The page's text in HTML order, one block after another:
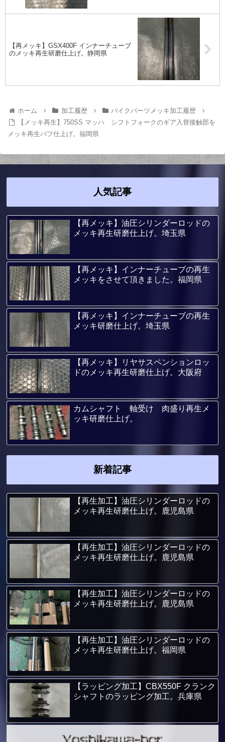
【再メッキ】GSX400F インナーチューブ
のメッキ再生研磨仕上げ。静岡県
ホーム 加工履歴
バイクパーツメッキ加工履歴
【メッキ再生】750SS マッハ シフトフォークのギア入替接触部を
メッキ再生バフ仕上げ。福岡県
人気記事
【再メッキ】油圧シリンダーロッドの
メッキ再生研磨仕上げ。埼玉県
【再メッキ】インナーチューブの再生
メッキをさせて頂きました。福岡県
【再メッキ】インナーチューブの再生
メッキ研磨仕上げ。埼玉県
【再メッキ】リヤサスペンションロッ
ドのメッキ再生研磨仕上げ。大阪府
カムシャフト 軸受け 肉盛り再生メ
ッキ研磨仕上げ。
新着記事
【再生加工】油圧シリンダーロッドの
メッキ再生研磨仕上げ。鹿児島県
【再生加工】油圧シリンダーロッドの
メッキ再生研磨仕上げ。鹿児島県
【再生加工】油圧シリンダーロッドの
メッキ再生研磨仕上げ。鹿児島県
【再生加工】油圧シリンダーロッドの
メッキ再生研磨仕上げ。福岡県
【ラッピング加工】CBX550F クランク
シャフトのラッピング加工。兵庫県